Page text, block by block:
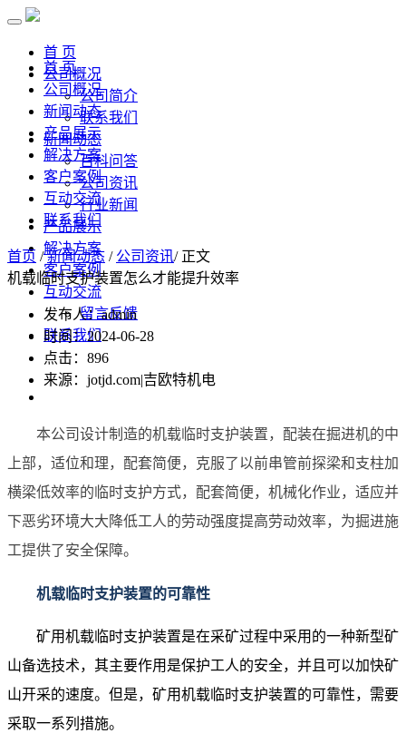
首 页
公司概况
公司简介
联系我们
新闻动态
百科问答
公司资讯
行业新闻
产品展示
解决方案
客户案例
互动交流
留言反馈
联系我们
首 页
公司概况
新闻动态
产品展示
解决方案
客户案例
互动交流
联系我们
首页 /新闻动态 / 公司资讯/ 正文
机载临时支护装置怎么才能提升效率
发布人：admin
时间：2024-06-28
点击： 896
来源：jotjd.com|吉欧特机电
本公司设计制造的机载临时支护装置，配装在掘进机的中
上部，适位和理，配套简便，克服了以前串管前探梁和支柱加
横梁低效率的临时支护方式，配套简便，机械化作业，适应并
下恶劣环境大大降低工人的劳动强度提高劳动效率，为掘进施
工提供了安全保障。
机载临时支护装置的可靠性
矿用机载临时支护装置是在采矿过程中采用的一种新型矿
山备选技术，其主要作用是保护工人的安全，并且可以加快矿
山开采的速度。但是，矿用机载临时支护装置的可靠性，需要
采取一系列措施。